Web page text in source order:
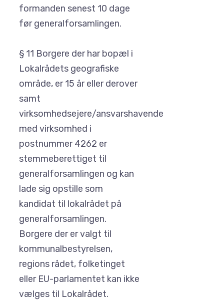
formanden senest 10 dage
før generalforsamlingen.
§ 11 Borgere der har bopæl i
Lokalrådets geografiske
område, er 15 år eller derover
samt
virksomhedsejere/ansvarshavende
med virksomhed i
postnummer 4262 er
stemmeberettiget til
generalforsamlingen og kan
lade sig opstille som
kandidat til lokalrådet på
generalforsamlingen.
Borgere der er valgt til
kommunalbestyrelsen,
regions rådet, folketinget
eller EU-parlamentet kan ikke
vælges til Lokalrådet.